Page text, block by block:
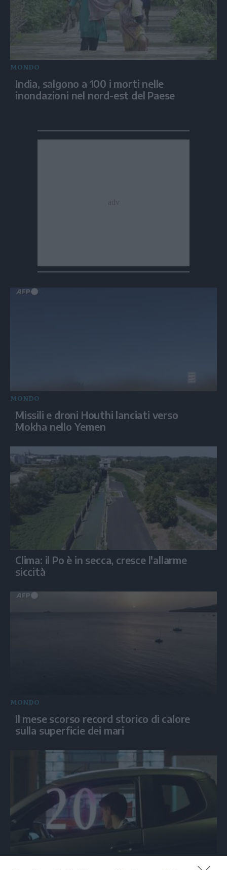
MONDO
India, salgono a 100 i morti nelle
inondazioni nel nord-est del Paese
MONDO
Missili e droni Houthi lanciati verso
Mokha nello Yemen
Clima: il Po è in secca, cresce l'allarme
siccità
MONDO
Il mese scorso record storico di calore
sulla superficie dei mari